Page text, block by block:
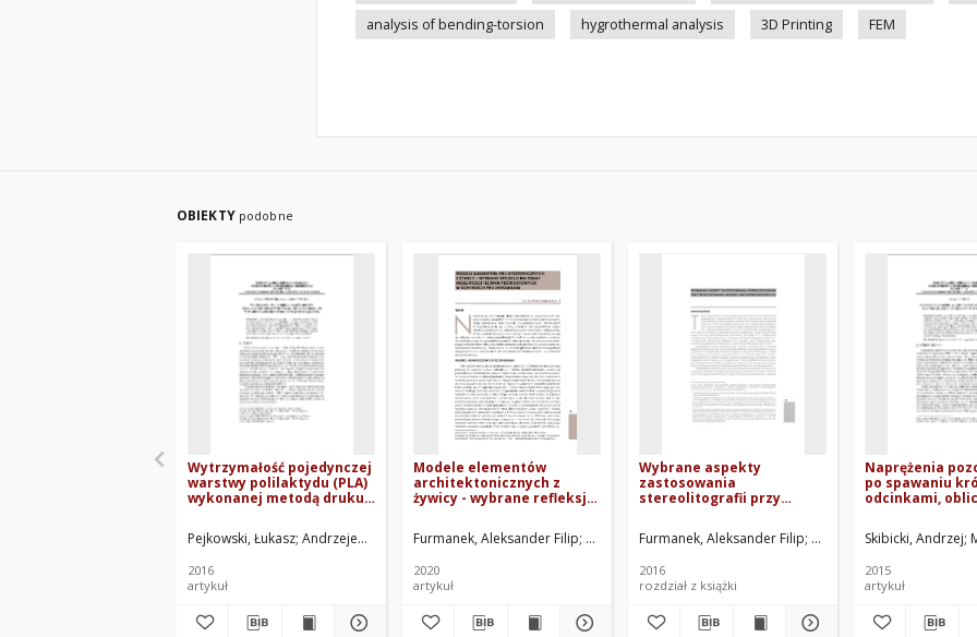
analysis of bending-torsion
hygrothermal analysis 3D Printing FEM
OBIEKTY podobne
Wytrzymałość pojedynczej
warstwy polilaktydu (PLA)
wykonanej metodą druku
monotonicznego
rozciągania
Pejkowski, Łukasz Andrzejewska, Angela Mroziński, Stanisław. Red.
2016
artykuł
Modele elementów
architektonicznych z
żywicy - wybrane refleksje
technik przyrostowych w
kontekście projektowania
Furmanek, Aleksander Filip Flizikowski, Józef. Red. Obracaj, Piotr. Red. nauk. Grześkow,
2020
artykuł
Wybrane aspekty
zastosowania
stereolitografii przy
architektonicznych
Furmanek, Aleksander Filip Flizikowski, Józef. Red.
2016
rozdział z książki
Naprężenia
po spawaniu
odcinkami,
Skibicki, Andrzej
2015
artykuł